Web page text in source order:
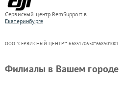
Сервисный центр RemSupport в
Екатеринбурге
ООО "СЕРВИСНЫЙ ЦЕНТР"* 6685170650*668501001
Филиалы в Вашем городе